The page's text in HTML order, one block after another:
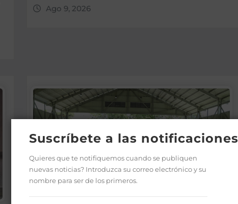
Ago 9, 2026
Suscríbete a las notificaciones
Quieres que te notifiquemos cuando se publiquen
nuevas noticias? Introduzca su correo electrónico y su
nombre para ser de los primeros.